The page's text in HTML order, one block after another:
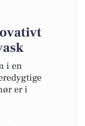
i en
er i